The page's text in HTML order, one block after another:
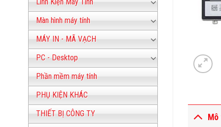
Màn hình máy tính
MÁY IN - MÃ VẠCH
PC - Desktop
Phần mềm máy tính
PHỤ KIỆN KHÁC
THIẾT BỊ CÔNG TY
Mô